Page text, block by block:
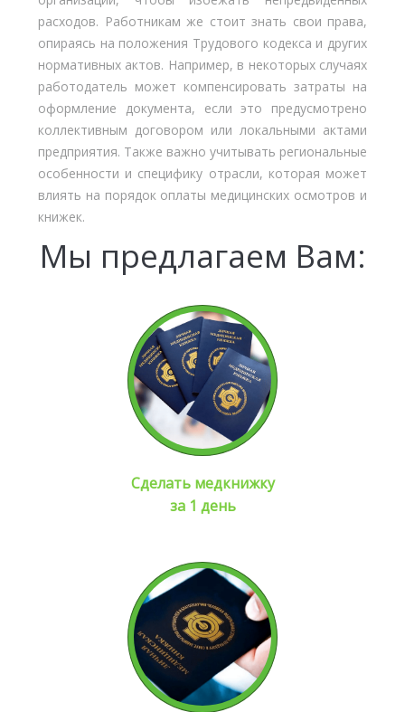
расходов. Работникам же стоит знать свои права,
опираясь на положения Трудового кодекса и других
нормативных актов. Например, в некоторых случаях
работодатель может компенсировать затраты на
оформление документа, если это предусмотрено
коллективным договором или локальными актами
предприятия. Также важно учитывать региональные
особенности и специфику отрасли, которая может
влиять на порядок оплаты медицинских осмотров и
книжек.
Мы предлагаем Вам:
Сделать медкнижку
за 1 день